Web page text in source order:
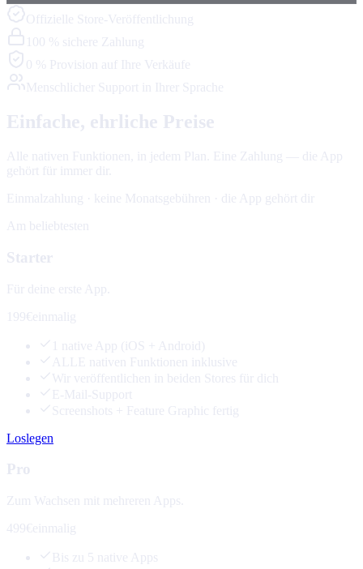
Offizielle Store-Veröffentlichung
100 % sichere Zahlung
0 % Provision auf Ihre Verkäufe
Menschlicher Support in Ihrer Sprache
Einfache, ehrliche Preise
Alle nativen Funktionen, in jedem Plan. Eine Zahlung — die App
gehört für immer dir.
Einmalzahlung · keine Monatsgebühren · die App gehört dir
Am beliebtesten
Starter
Für deine erste App.
199€ einmalig
1 native App (iOS + Android)
ALLE nativen Funktionen inklusive
Wir veröffentlichen in beiden Stores für dich
E-Mail-Support
Screenshots + Feature Graphic fertig
Loslegen
Pro
Zum Wachsen mit mehreren Apps.
499€ einmalig
Bis zu 5 native Apps